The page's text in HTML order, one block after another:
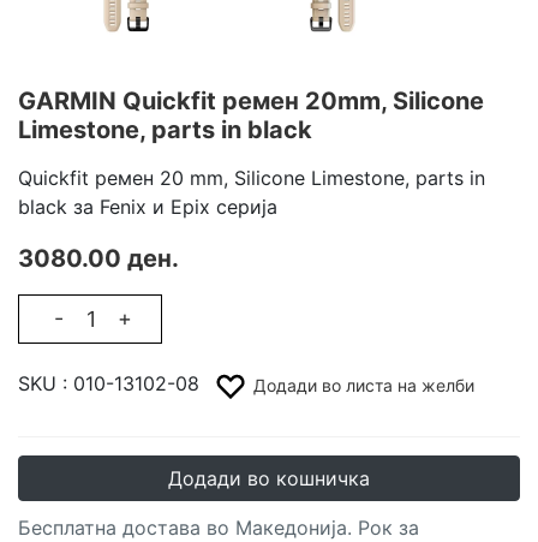
GARMIN Quickfit ремен 20mm, Silicone
Limestone, parts in black
Quickfit ремен 20 mm, Silicone Limestone, parts in
black за Fenix и Epix серија
3080.00 ден.
- +
SKU : 010-13102-08 Додади во листа на желби
Додади во кошничка
Бесплатна достава во Македонија. Рок за